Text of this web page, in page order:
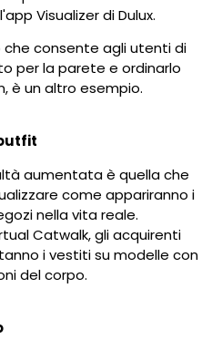
Visualizer di Dulux.
che consente agli utenti di
per la parete e ordinarlo
è un altro esempio.
aumentata è quella che
come appariranno i
nella vita reale.
Catwalk, gli acquirenti
i vestiti su modelle con
del corpo.